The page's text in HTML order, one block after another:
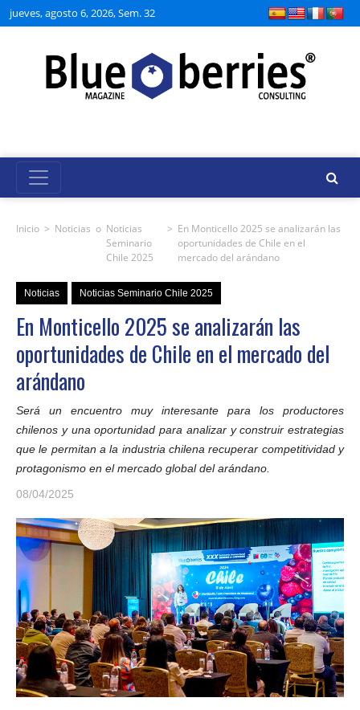
jueves, agosto 6, 2026, Sem. 32
Inicio > Noticias o Noticias
Seminario
Chile 2025
> En Monticello 2025 se analizarán las
oportunidades de Chile en el
mercado del arándano
Noticias Noticias Seminario Chile 2025
En Monticello 2025 se analizarán las
oportunidades de Chile en el mercado del
arándano
Será un encuentro muy interesante para los productores
chilenos y una oportunidad para analizar y construir estrategias
que le permitan a la industria chilena recuperar competitividad y
protagonismo en el mercado global del arándano.
08/04/2025